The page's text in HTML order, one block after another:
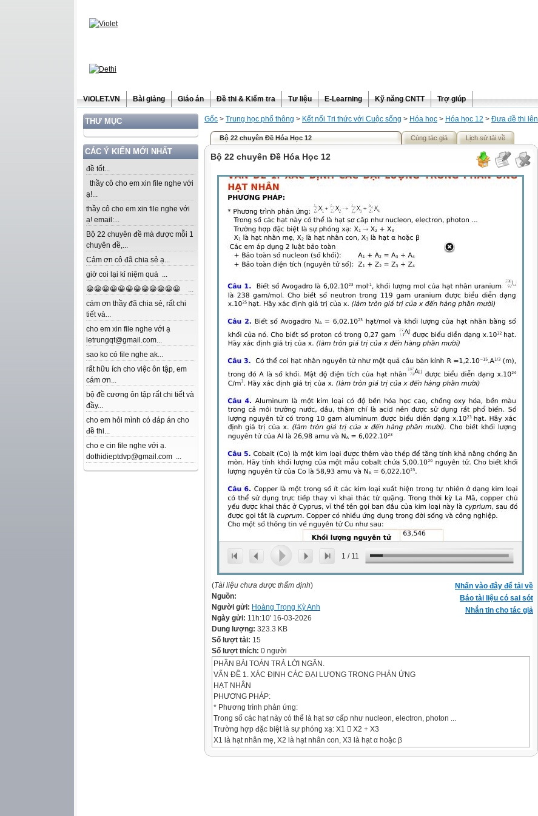
ViOLET.VN Bài giảng Giáo án Đề thi & Kiểm tra Tư liệu E-Learning Kỹ năng CNTT Trợ giúp
THƯ MỤC
CÁC Ý KIẾN MỚI NHẤT
đề tốt...
thầy cô cho em xin file nghe với
ạ!...
thầy cô cho em xin file nghe với
ạ! email:...
Bộ 22 chuyên đề mà được mỗi 1
chuyên đề,...
Cảm ơn cô đã chia sẻ ạ...
giờ coi lại kỉ niệm quá ...
😀😀😀😀😀😀😀😀😀😀😀😀 ...
cám ơn thầy đã chia sẻ, rất chi
tiết và...
cho em xin file nghe với ạ
letrungqt@gmail.com...
sao ko có file nghe ak...
rất hữu ích cho việc ôn tập, em
cám ơn...
bộ đề cương ôn tập rất chi tiết và
đầy...
cho em hỏi mình có đáp án cho
đề thi...
cho e cin file nghe với ạ.
dothidieptdvp@gmail.com ...
Đưa đề thi lên
Gốc > Trung học phổ thông > Kết nối Tri thức với Cuộc sống > Hóa học > Hóa học 12 >
Bộ 22 chuyên Đề Hóa Học 12 Cùng tác giả Lịch sử tải về
Bộ 22 chuyên Đề Hóa Học 12
1 / 11
Nhấn vào đây để tải về
Báo tài liệu có sai sót
Nhắn tin cho tác giả
(Tài liệu chưa được thẩm định)
Nguồn:
Người gửi: Hoàng Trọng Kỳ Anh
Ngày gửi: 11h:10' 16-03-2026
Dung lượng: 323.3 KB
Số lượt tải: 15
Số lượt thích: 0 người
PHẦN BÀI TOÁN TRẢ LỜI NGẮN.
VẤN ĐỀ 1. XÁC ĐỊNH CÁC ĐẠI LƯỢNG TRONG PHẢN ỨNG
HẠT NHÂN
PHƯƠNG PHÁP:
* Phương trình phản ứng:
Trong số các hạt này có thể là hạt sơ cấp như nucleon, electron, photon ...
Trường hợp đặc biệt là sự phóng xạ: X1  X2 + X3
X1 là hạt nhân mẹ, X2 là hạt nhân con, X3 là hạt α hoặc β